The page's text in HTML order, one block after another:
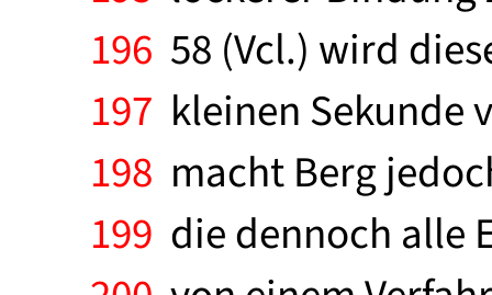
196 58 (Vcl.) wird
197 kleinen Sekunde
198 macht Berg
199 die dennoch alle